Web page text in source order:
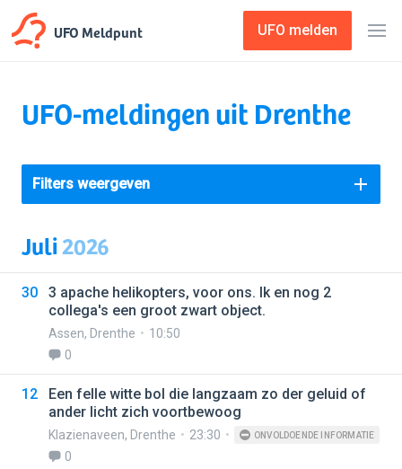
UFO Meldpunt UFO melden
UFO-meldingen uit Drenthe
Filters weergeven
Juli2026
30
3 apache helikopters, voor ons. Ik en nog 2
collega's een groot zwart object.
Assen, Drenthe
10:50
0
12
Een felle witte bol die langzaam zo der geluid of
ander licht zich voortbewoog
Klazienaveen, Drenthe 23:30 ONVOLDOENDE INFORMATIE
0